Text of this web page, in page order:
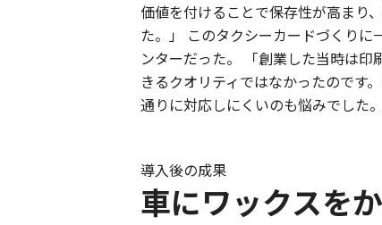
価値を付けることで保存性が高まり
た。」 このタクシーカードづくりに
ンターだった。 「創業した当時は
きるクオリティではなかったのです
通りに対応しにくいのも悩みでした
導入後の成果
車にワックスを